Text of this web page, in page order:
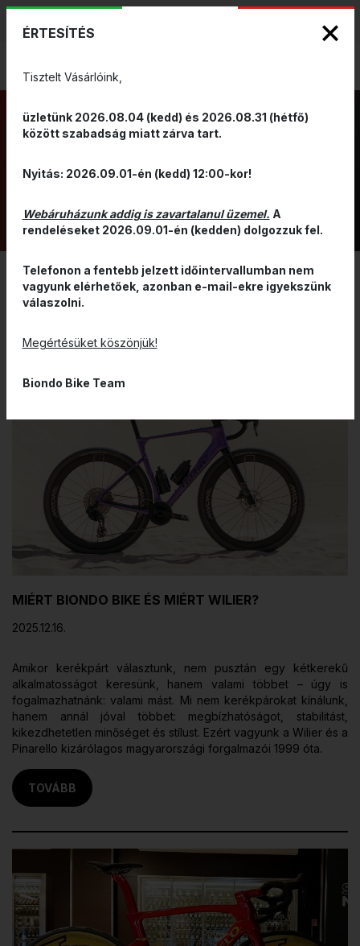
HUN
ÚTMUTATÓK
MIÉRT BIONDO BIKE ÉS MIÉRT WILIER?
2025.12.16.
Amikor kerékpárt választunk, nem pusztán egy kétkerekű
alkalmatosságot keresünk, hanem valami többet – úgy is
fogalmazhatnánk: valami mást. Mi nem kerékpárokat kínálunk,
hanem annál jóval többet: megbízhatóságot, stabilitást,
kikezdhetetlen minőséget és stílust. Ezért vagyunk a Wilier és a
Pinarello kizárólagos magyarországi forgalmazói 1999 óta.
TOVÁBB
ÉRTESÍTÉS
Tisztelt Vásárlóink,
üzletünk 2026.08.04 (kedd) és 2026.08.31 (hétfő)
között szabadság miatt zárva tart.
Nyitás: 2026.09.01-én (kedd) 12:00-kor!
Webáruházunk addig is zavartalanul üzemel. A
rendeléseket 2026.09.01-én (kedden) dolgozzuk fel.
Telefonon a fentebb jelzett időintervallumban nem
vagyunk elérhetőek, azonban e-mail-ekre igyekszünk
válaszolni.
Megértésüket köszönjük!
Biondo Bike Team